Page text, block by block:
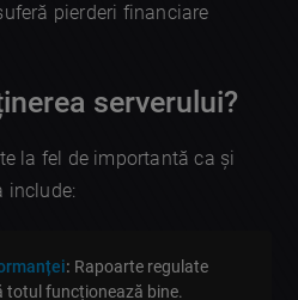
pierderi financiare
serverului?
la fel de importantă ca și
include:
: Rapoarte regulate
totul funcționează bine.